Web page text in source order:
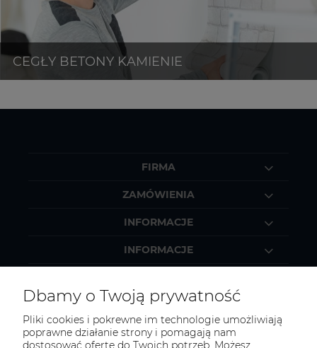
FIRMA
ZAMÓWIENIA
INFORMACJE
INFORMACJE
Dbamy o Twoją prywatność
Pliki cookies i pokrewne im technologie umożliwiają
poprawne działanie strony i pomagają nam
dostosować ofertę do Twoich potrzeb. Możesz